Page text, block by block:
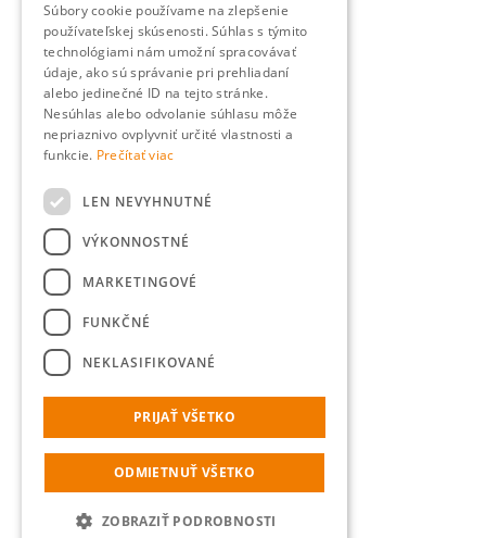
Súbory cookie používame na zlepšenie
používateľskej skúsenosti. Súhlas s týmito
technológiami nám umožní spracovávať
údaje, ako sú správanie pri prehliadaní
alebo jedinečné ID na tejto stránke.
Nesúhlas alebo odvolanie súhlasu môže
nepriaznivo ovplyvniť určité vlastnosti a
funkcie. Prečítať viac
LEN NEVYHNUTNÉ
VÝKONNOSTNÉ
MARKETINGOVÉ
FUNKČNÉ
NEKLASIFIKOVANÉ
PRIJAŤ VŠETKO
ODMIETNUŤ VŠETKO
ZOBRAZIŤ PODROBNOSTI